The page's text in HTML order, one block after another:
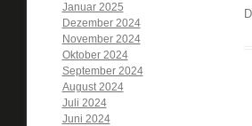
Januar 2025
Dezember 2024
November 2024
Oktober 2024
September 2024
August 2024
Juli 2024
Juni 2024